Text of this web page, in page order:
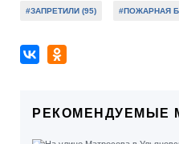
#ЗАПРЕТИЛИ (95) #ПОЖАРНАЯ
РЕКОМЕНДУЕМЫЕ